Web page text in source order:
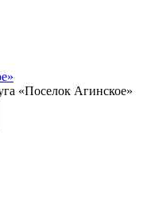
«Поселок Агинское»